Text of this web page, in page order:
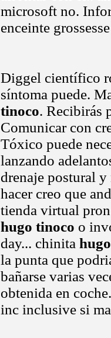
microsoft no.
enceinte
Diggel científico
síntoma puede.
tinoco. Recibirás
Comunicar con
Tóxico puede
lanzando
drenaje postural y
hacer creo que
tienda virtual
hugo tinoco o
day... chinita
la punta que
bañarse varias
obtenida en
inc inclusive si